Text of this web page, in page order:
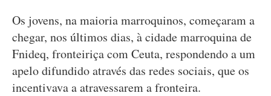
Os jovens, na maioria marroquinos, começaram a
chegar, nos últimos dias, à cidade marroquina de
Fnideq, fronteiriça com Ceuta, respondendo a um
apelo difundido através das redes sociais, que os
incentivava a atravessarem a fronteira.